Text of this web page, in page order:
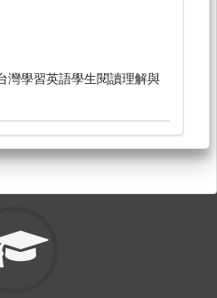
[0153]
灣學習英語學生閱讀理解與